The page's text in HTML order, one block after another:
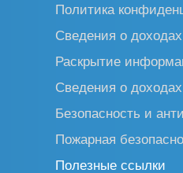
Политика
Сведения о
Раскрытие
Сведения о
Безопасность и
Пожарная
Полезные ссылки